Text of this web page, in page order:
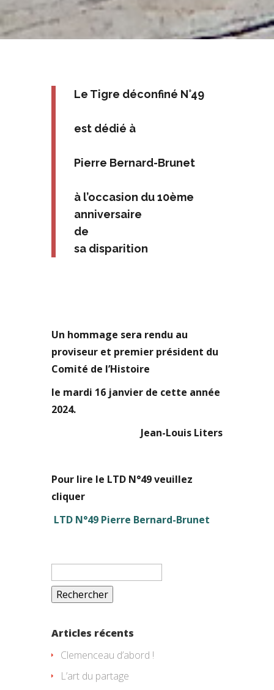
Le Tigre déconfiné N°49
est dédié à
Pierre Bernard-Brunet
à l’occasion du 10ème
anniversaire
de
sa disparition
Un hommage sera rendu au
proviseur et premier président du
Comité de l’Histoire
le mardi 16 janvier de cette année
2024.
Jean-Louis Liters
Pour lire le LTD N°49 veuillez
cliquer
LTD N°49 Pierre Bernard-Brunet
Rechercher :
Articles récents
Clemenceau d’abord !
L’art du partage